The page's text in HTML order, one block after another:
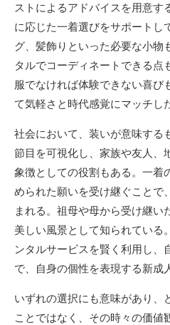
ストによるアドバイスを用意す
に応じた一着選びをサポートし
グ、髪飾りといった必要な小物
タルでコーディネートできる点
服でなければ体験できない喜び
て気軽さと時代感覚にマッチし
社会において、装いが意味する
節目を可視化し、家族や友人、
象徴としての役割もある。一着
められた願いを受け継ぐことで
まれる。祖母や母から受け継い
美しい風景として知られている
ンタルサービスを賢く利用し、
で、自身の個性を表現する新成
いずれの選択にも意味があり、
ことではなく、その時々の価値